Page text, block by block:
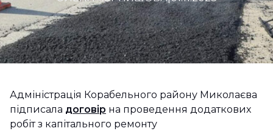
Адміністрація Корабельного району Миколаєва
підписала договір на проведення додаткових
робіт з капітального ремонту